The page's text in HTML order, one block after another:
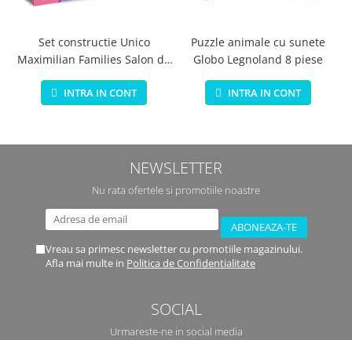
Set constructie Unico
Maximilian Families Salon de
infrumusetare 80 piese
INTRA IN CONT
Puzzle animale cu sunete
Globo Legnoland 8 piese
INTRA IN CONT
NEWSLETTER
Nu rata ofertele si promotiile noastre
Vreau sa primesc newsletter cu promotiile magazinului.
Afla mai multe in Politica de Confidentialitate
SOCIAL
Urmareste-ne in social media